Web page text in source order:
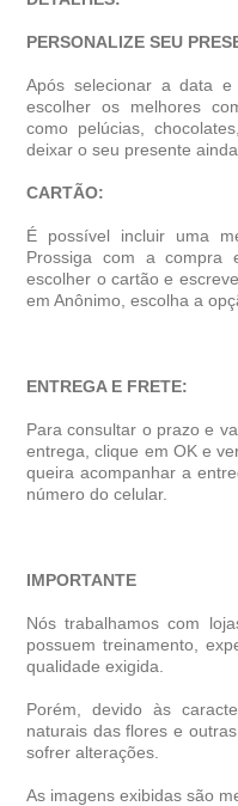
PERSONALIZE SEU
Após selecionar a data
escolher os melhores
como pelúcias,
deixar o seu presente
CARTÃO:
É possível incluir uma
Prossiga com a compra
escolher o cartão e
em Anônimo, escolha a
ENTREGA E FRETE:
Para consultar o prazo e
entrega, clique em OK e
queira acompanhar a
número do celular.
IMPORTANTE
Nós trabalhamos com
possuem treinamento,
qualidade exigida.
Porém, devido às
naturais das flores e
sofrer alterações.
As imagens exibidas são